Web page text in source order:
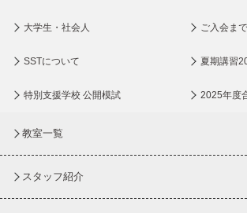
大学生・社会人 ご入会ま
SSTについて 夏期講習
特別支援学校 公開模試 2025年度
教室一覧
スタッフ紹介